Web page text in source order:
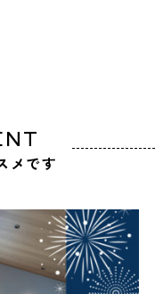
メです